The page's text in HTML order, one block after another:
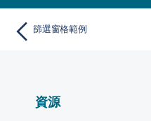
篩選窗格範例
資源